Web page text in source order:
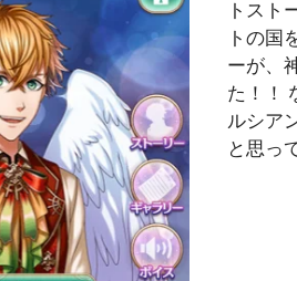
トスト
トの国
ーが、
た！！
ルシア
と思っ